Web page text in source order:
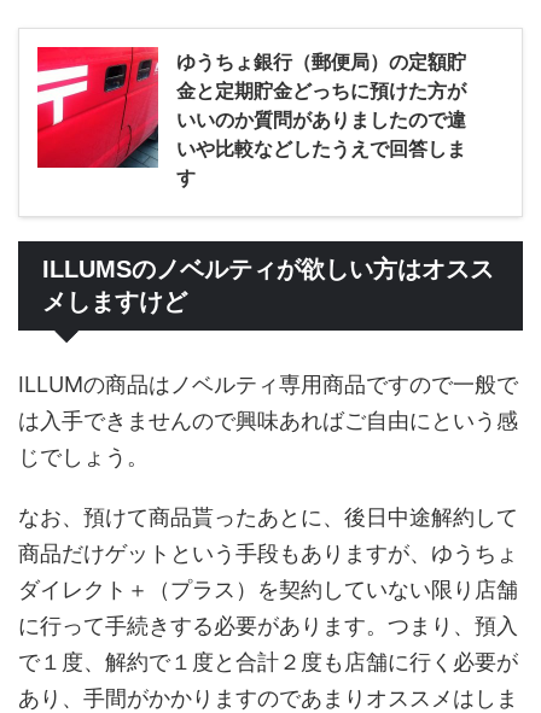
ゆうちょ銀行（郵便局）の定額貯
金と定期貯金どっちに預けた方が
いいのか質問がありましたので違
いや比較などしたうえで回答しま
す
ILLUMSのノベルティが欲しい方はオスス
メしますけど
ILLUMの商品はノベルティ専用商品ですので一般で
は入手できませんので興味あればご自由にという感
じでしょう。
なお、預けて商品貰ったあとに、後日中途解約して
商品だけゲットという手段もありますが、ゆうちょ
ダイレクト＋（プラス）を契約していない限り店舗
に行って手続きする必要があります。つまり、預入
で１度、解約で１度と合計２度も店舗に行く必要が
あり、手間がかかりますのであまりオススメはしま